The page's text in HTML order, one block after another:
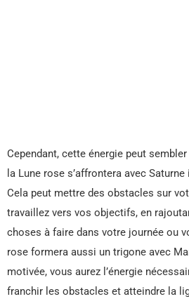
Cependant, cette énergie peut
la Lune rose s’affrontera avec
Cela peut mettre des obstacles sur
travaillez vers vos objectifs, en
choses à faire dans votre journée ou
rose formera aussi un trigone avec
motivée, vous aurez l’énergie
franchir les obstacles et atteindre la